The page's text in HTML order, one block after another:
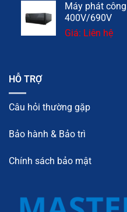
Máy phát
400V/690V
Giá: Liên hệ
HỖ TRỢ
Câu hỏi thường gặp
Bảo hành & Bảo trì
Chính sách bảo mật